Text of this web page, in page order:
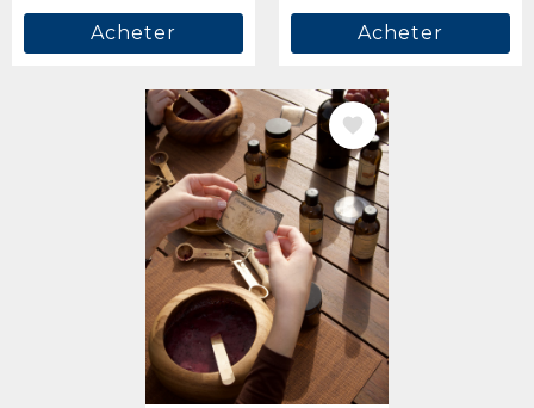
Acheter Acheter
IMAGE